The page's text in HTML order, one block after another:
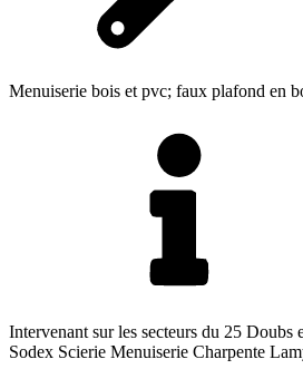
Menuiserie bois et pvc; faux plafond en
Intervenant sur les secteurs du 25 Doubs
Sodex Scierie Menuiserie Charpente